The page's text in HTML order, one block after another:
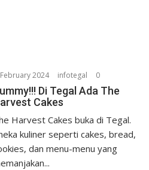
2024 infotegal 0
Di Tegal Ada The
Cakes
Harvest Cakes buka di Tegal.
kuliner seperti cakes, bread,
dan menu-menu yang